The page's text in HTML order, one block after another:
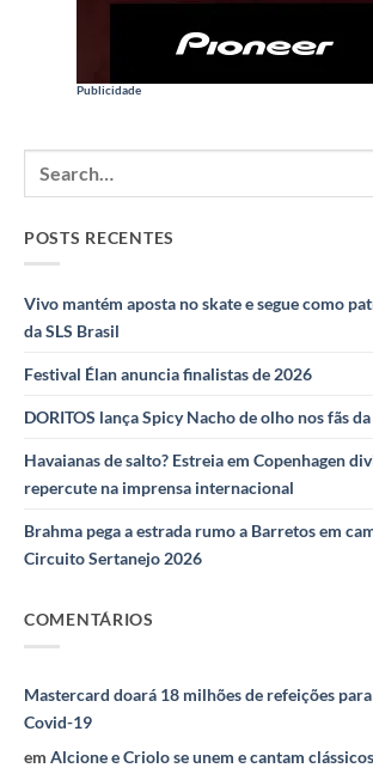
Publicidade
POSTS RECENTES
Vivo mantém aposta no skate e segue como
da SLS Brasil
Festival Élan anuncia finalistas de 2026
DORITOS lança Spicy Nacho de olho nos fãs
Havaianas de salto? Estreia em Copenhagen
repercute na imprensa internacional
Brahma pega a estrada rumo a Barretos em
Circuito Sertanejo 2026
COMENTÁRIOS
Mastercard doará 18 milhões de refeições
Covid-19
em Alcione e Criolo se unem e cantam